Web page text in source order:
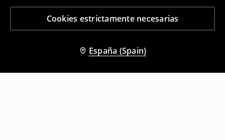
Cookies estrictamente necesarias
España (Spain)